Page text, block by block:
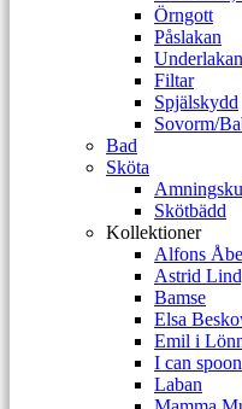
Örngott
Påslakan
Underlakan
Filtar
Spjälskydd
Sovorm/
Bad
Sköta
Skötbädd
Kollektioner
Alfons
Astrid
Bamse
Elsa
Emil i
I can spoon
Laban